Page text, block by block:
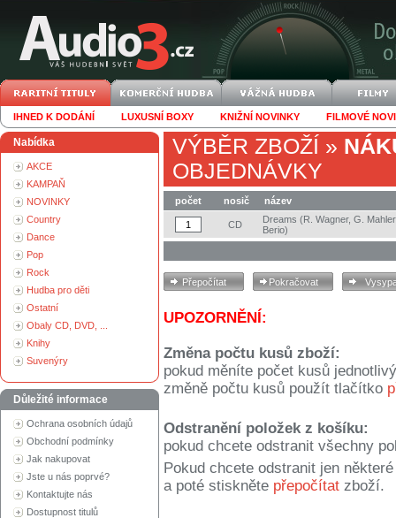
IHNED K DODÁNÍ LUXUSNÍ BOXY KNIŽNÍ NOVINKY FILMOVÉ
Nabídka
AKCE
KAMPAŇ
NOVINKY
Country
Dance
Pop
Rock
Hudba pro děti
Ostatní
Obaly CD, DVD, ...
Knihy
Suvenýry
Důležité informace
Ochrana osobních údajů
Obchodní podmínky
Jak nakupovat
Jste u nás poprvé?
Kontaktujte nás
Dostupnost titulů
VÝBĚR ZBOŽÍ »
OBJEDNÁVKY
počet nosič název
CD
Dreams (R. Wagner, G.
Berio)
UPOZORNĚNÍ:
Změna počtu kusů zboží:
pokud měníte počet kusů
změně počtu kusů použít tlačítko
Odstranění položek z košíku:
pokud chcete odstranit všechny
Pokud chcete odstranit jen
a poté stiskněte přepočítat zboží.